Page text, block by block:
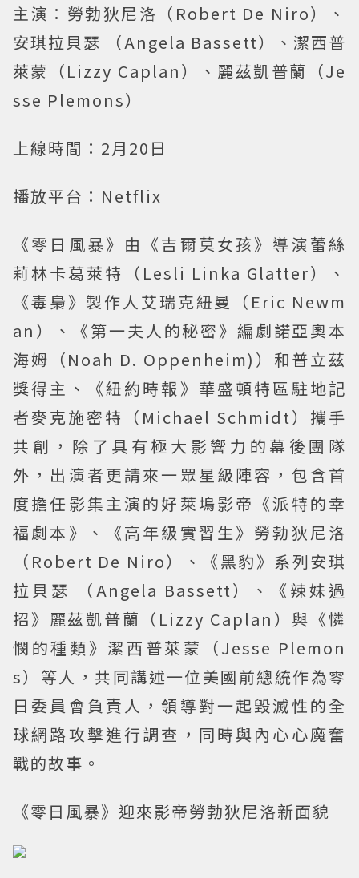
主演：勞勃狄尼洛（Robert De Niro）、
安琪拉貝瑟 （Angela Bassett）、潔西普
萊蒙（Lizzy Caplan）、麗茲凱普蘭（Je
sse Plemons）
上線時間：2月20日
播放平台：Netflix
《零日風暴》由《吉爾莫女孩》導演蕾絲
莉林卡葛萊特（Lesli Linka Glatter）、
《毒梟》製作人艾瑞克紐曼（Eric Newm
an）、《第一夫人的秘密》編劇諾亞奧本
海姆（Noah D. Oppenheim)）和普立茲
獎得主、《紐約時報》華盛頓特區駐地記
者麥克施密特（Michael Schmidt）攜手
共創，除了具有極大影響力的幕後團隊
外，出演者更請來一眾星級陣容，包含首
度擔任影集主演的好萊塢影帝《派特的幸
福劇本》、《高年級實習生》勞勃狄尼洛
（Robert De Niro）、《黑豹》系列安琪
拉貝瑟 （Angela Bassett）、《辣妹過
招》麗茲凱普蘭（Lizzy Caplan）與《憐
憫的種類》潔西普萊蒙（Jesse Plemon
s）等人，共同講述一位美國前總統作為零
日委員會負責人，領導對一起毀滅性的全
球網路攻擊進行調查，同時與內心心魔奮
戰的故事。
《零日風暴》迎來影帝勞勃狄尼洛新面貌